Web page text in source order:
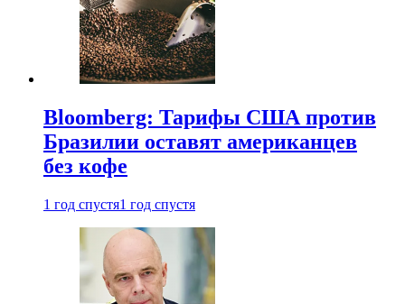
Bloomberg: Тарифы США против
Бразилии оставят американцев
без кофе
1 год спустя1 год спустя